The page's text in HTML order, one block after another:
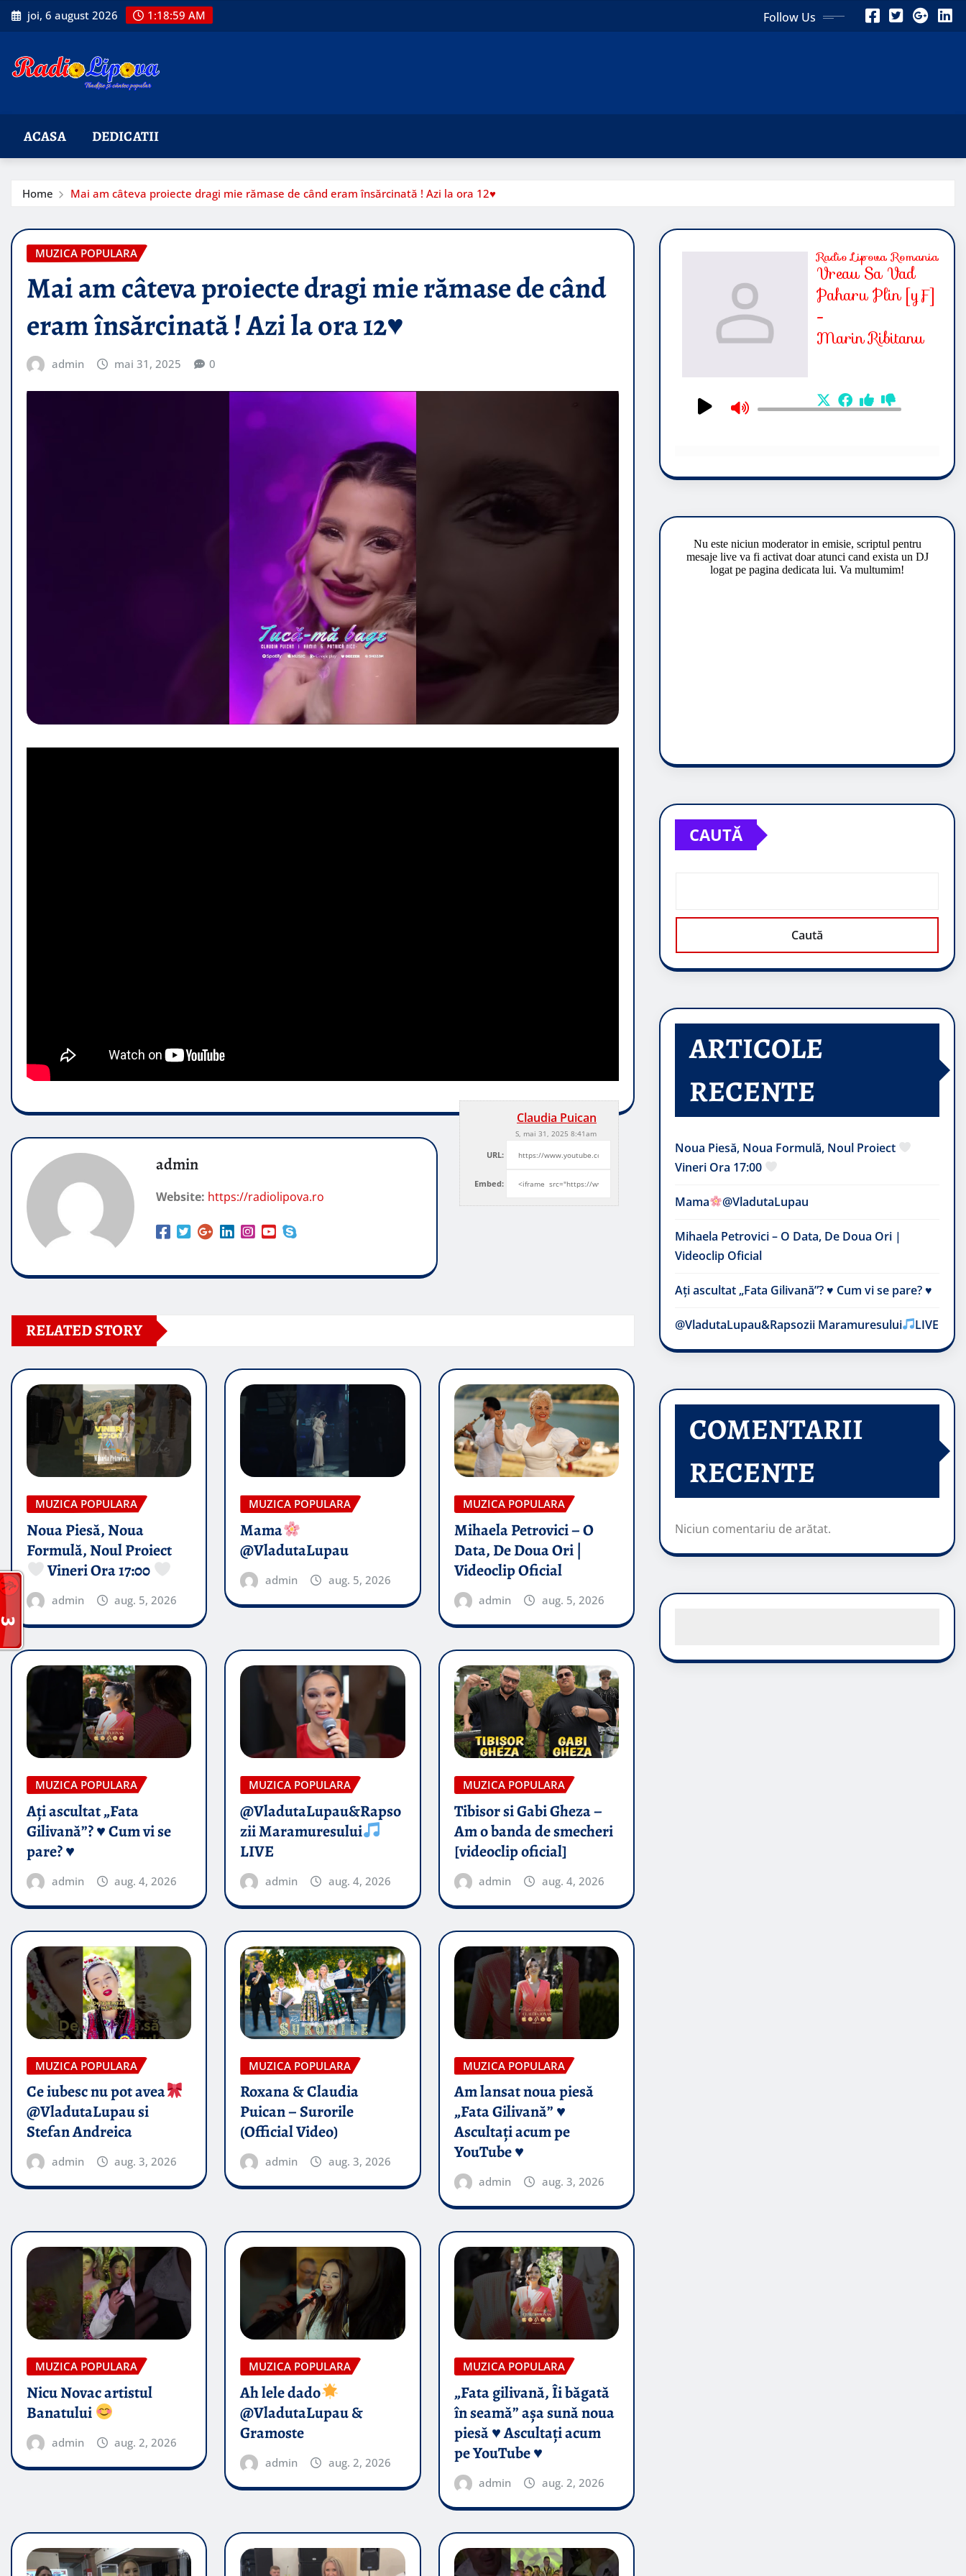
Skip
to
joi, 6 august 2026 1:19:00 AM Follow Us
ACASA DEDICATII
Home Mai am câteva proiecte dragi mie rămase de când eram însărcinată ! Azi la ora 12♥️
MUZICA POPULARA
Mai am câteva proiecte dragi mie rămase de când
eram însărcinată ! Azi la ora 12♥️
admin mai 31, 2025 0
Claudia Puican
S, mai 31, 2025 8:41am
URL:
Embed:
admin
Website: https://radiolipova.ro
RELATED STORY
MUZICA POPULARA
Noua Piesă, Noua
Formulă, Noul Proiect
Vineri Ora 17:00
admin aug. 5, 2026
MUZICA POPULARA
Mama
@VladutaLupau
admin aug. 5, 2026
MUZICA POPULARA
Mihaela Petrovici – O
Data, De Doua Ori |
Videoclip Oficial
admin aug. 5, 2026
MUZICA POPULARA
Ați ascultat „Fata
Gilivană”? ♥️ Cum vi se
pare? ♥️
admin aug. 4, 2026
MUZICA POPULARA
@VladutaLupau&Rapso
zii Maramuresului
LIVE
admin aug. 4, 2026
MUZICA POPULARA
Tibisor si Gabi Gheza –
Am o banda de smecheri
[videoclip oficial]
admin aug. 4, 2026
MUZICA POPULARA
Ce iubesc nu pot avea
@VladutaLupau si
Stefan Andreica
admin aug. 3, 2026
MUZICA POPULARA
Roxana & Claudia
Puican – Surorile
(Official Video)
admin aug. 3, 2026
MUZICA POPULARA
Am lansat noua piesă
„Fata Gilivană” ♥️
Ascultați acum pe
YouTube ♥️
admin aug. 3, 2026
MUZICA POPULARA
Nicu Novac artistul
Banatului
admin aug. 2, 2026
MUZICA POPULARA
Ah lele dado​
@VladutaLupau &
Gramoste
admin aug. 2, 2026
MUZICA POPULARA
„Fata gilivană, Îi băgată
în seamă” așa sună noua
piesă ♥️ Ascultați acum
pe YouTube ♥️
admin aug. 2, 2026
CAUTĂ
Caută
ARTICOLE
RECENTE
Noua Piesă, Noua Formulă, Noul Proiect
Vineri Ora 17:00
Mama @VladutaLupau
Mihaela Petrovici – O Data, De Doua Ori |
Videoclip Oficial
Ați ascultat „Fata Gilivană”? ♥️ Cum vi se pare? ♥️
@VladutaLupau&Rapsozii Maramuresului LIVE
COMENTARII
RECENTE
Niciun comentariu de arătat.